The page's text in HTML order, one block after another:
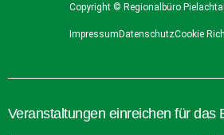
Copyright © Regionalbüro Pielachtal
Impressum DatenschutzCookie
Veranstaltungen einreichen für das